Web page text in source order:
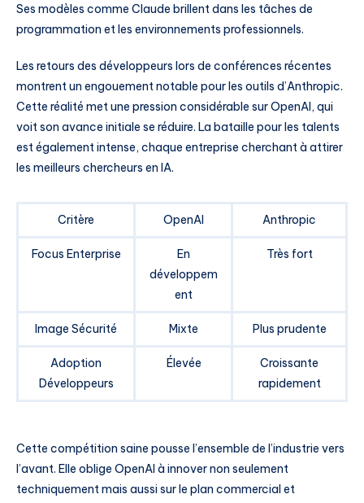
Ses modèles comme Claude brillent dans les tâches de
programmation et les environnements professionnels.
Les retours des développeurs lors de conférences récentes
montrent un engouement notable pour les outils d’Anthropic.
Cette réalité met une pression considérable sur OpenAI, qui
voit son avance initiale se réduire. La bataille pour les talents
est également intense, chaque entreprise cherchant à attirer
les meilleurs chercheurs en IA.
Critère OpenAI Anthropic
Focus Enterprise
En
développem
ent
Très fort
Image Sécurité Mixte Plus prudente
Adoption
Développeurs
Élevée
Croissante
rapidement
Cette compétition saine pousse l’ensemble de l’industrie vers
l’avant. Elle oblige OpenAI à innover non seulement
techniquement mais aussi sur le plan commercial et